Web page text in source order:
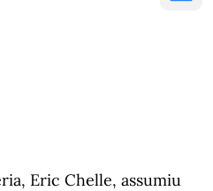
Eric Chelle, assumiu